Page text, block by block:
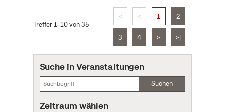
Treffer 1–10 von 35
|< < 1 2
3 4 > >|
Suche in Veranstaltungen
Suchen
Zeitraum wählen